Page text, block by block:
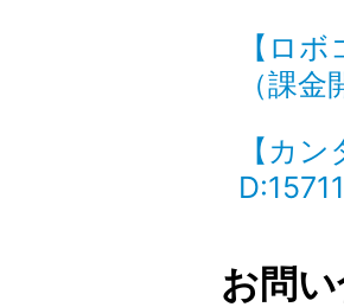
【ロ
（課
【カ
D:15711
お問